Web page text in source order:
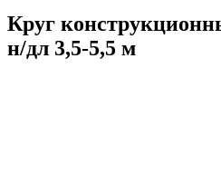
Круг
н/дл 3,5-5,5 м